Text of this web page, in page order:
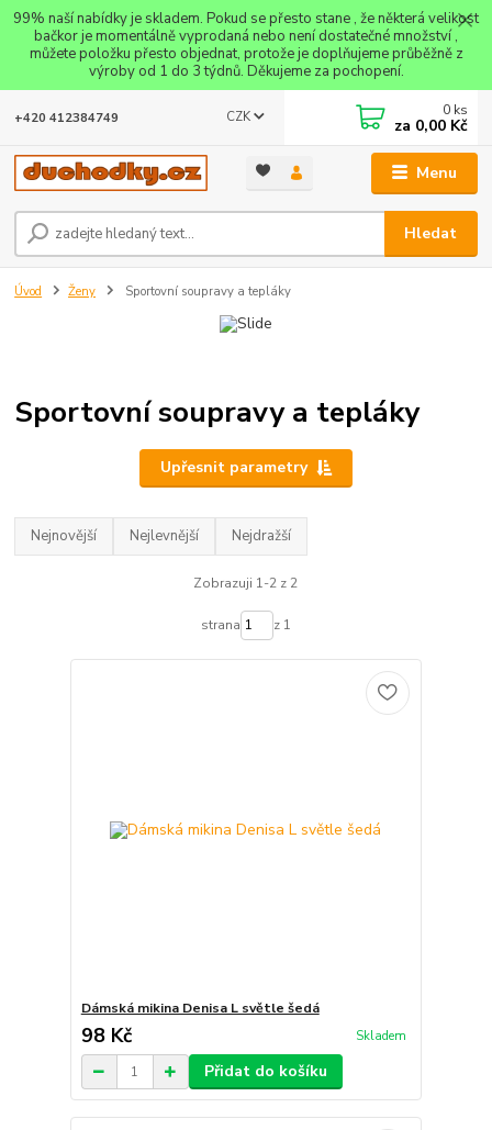
99% naší nabídky je skladem. Pokud se přesto stane , že některá velikost
bačkor je momentálně vyprodaná nebo není dostatečné množství ,
můžete položku přesto objednat, protože je doplňujeme průběžně z
výroby od 1 do 3 týdnů. Děkujeme za pochopení.
Menu
CZK
Hledat
+420 412384749 0 ks
za 0,00 Kč
Úvod Ženy Sportovní soupravy a tepláky
Sportovní soupravy a tepláky
Upřesnit parametry
Nejnovější Nejlevnější Nejdražší
Zobrazuji 1-2 z 2
strana z 1
Dámská mikina Denisa L světle šedá
98 Kč Skladem
Přidat do košíku